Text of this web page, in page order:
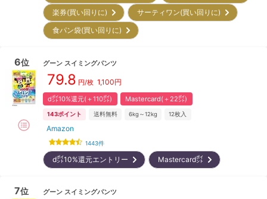
楽券(買い回りに)
サーティワン(買い回りに)
食パン袋(買い回りに)
6位 グーン スイミングパンツ
79.8 円/枚 1,100円
d㌽10%還元(＋110㌽) Mastercard(＋22㌽)
143ポイント 送料無料 6kg～12kg 12枚入
Amazon
1443件
d㌽10%還元エントリー Mastercard㌽
7位 グーン スイミングパンツ